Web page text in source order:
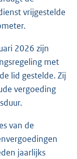
vrijgestelde
2026 zijn
met
lid gestelde. Zij
vergoeding
van de
jaarlijks